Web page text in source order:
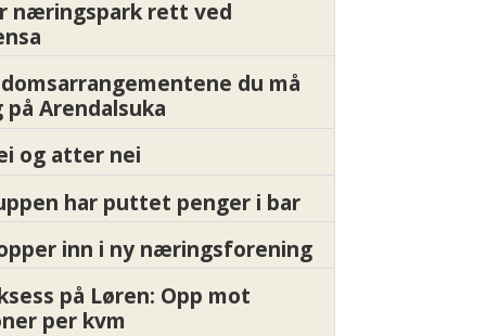
næringspark rett ved
du må
Arendalsuka
og atter nei
har puttet penger i bar
inn i ny næringsforening
på Løren: Opp mot
per kvm